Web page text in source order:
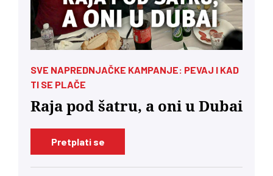
SVE NAPREDNJAČKE KAMPANJE: PEVAJ I KAD
TI SE PLAČE
Raja pod šatru, a oni u Dubai
Pretplati se